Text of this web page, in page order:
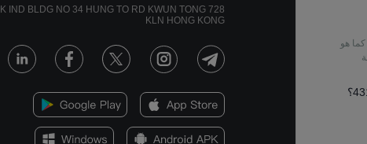
IND BLDG NO 34 HUNG TO RD KWUN TONG
KLN HONG KONG